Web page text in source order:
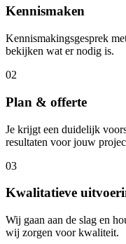
Kennismaken
Kennismakingsgesprek
bekijken wat er nodig is.
02
Plan & offerte
Je krijgt een duidelijk
resultaten voor jouw
03
Kwalitatieve
Wij gaan aan de slag en
wij zorgen voor kwaliteit.